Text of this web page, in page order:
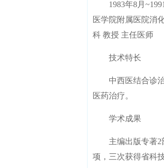
1983年8月~1991
医学院附属医院消
科 教授 主任医师
技术特长
中西医结合诊治
医药治疗。
学术成果
主编出版专著2部
项，三次获得省科